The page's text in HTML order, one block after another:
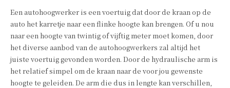
Een autohoogwerker is een voertuig dat door de kraan op de
auto het karretje naar een flinke hoogte kan brengen. Of u nou
naar een hoogte van twintig of vijftig meter moet komen, door
het diverse aanbod van de autohoogwerkers zal altijd het
juiste voertuig gevonden worden. Door de hydraulische arm is
het relatief simpel om de kraan naar de voor jou gewenste
hoogte te geleiden. De arm die dus in lengte kan verschillen,